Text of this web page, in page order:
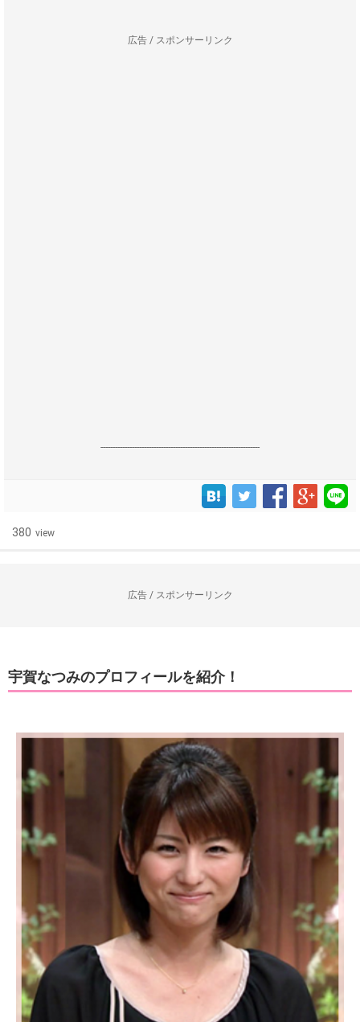
広告 / スポンサーリンク
------------------------------------------------------------------
380 view
広告 / スポンサーリンク
宇賀なつみのプロフィールを紹介！